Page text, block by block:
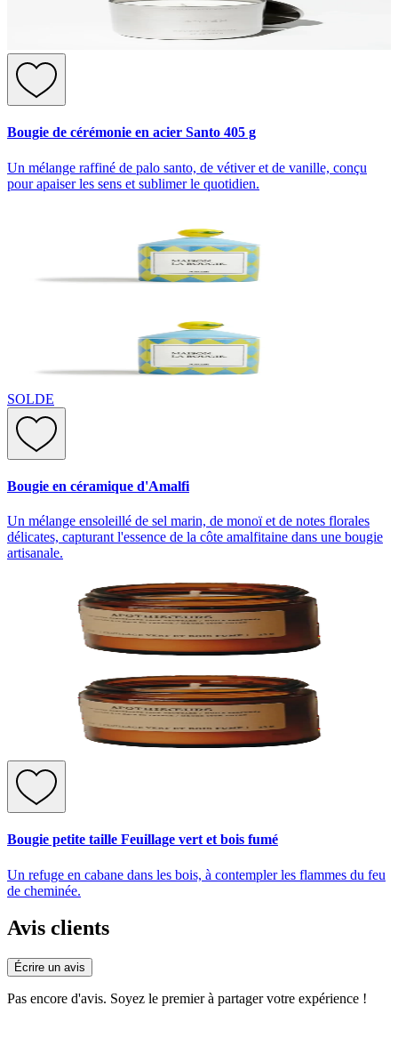
Bougie de cérémonie en acier Santo 405 g
Un mélange raffiné de palo santo, de vétiver et de vanille, conçu
pour apaiser les sens et sublimer le quotidien.
SOLDE
Bougie en céramique d'Amalfi
Un mélange ensoleillé de sel marin, de monoï et de notes florales
délicates, capturant l'essence de la côte amalfitaine dans une bougie
artisanale.
Bougie petite taille Feuillage vert et bois fumé
Un refuge en cabane dans les bois, à contempler les flammes du feu
de cheminée.
Avis clients
Écrire un avis
Pas encore d'avis. Soyez le premier à partager votre expérience !